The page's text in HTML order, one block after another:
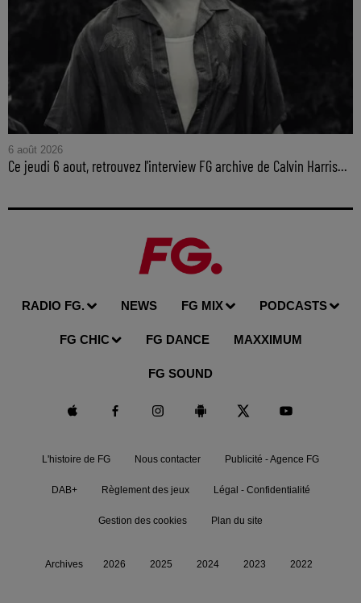
6 août 2026
Ce jeudi 6 aout, retrouvez l'interview FG archive de Calvin Harris...
RADIO FG. NEWS FG MIX PODCASTS
FG CHIC FG DANCE MAXXIMUM
FG SOUND
L'histoire de FG Nous contacter Publicité - Agence FG
DAB+ Règlement des jeux Légal - Confidentialité
Gestion des cookies Plan du site
Archives 2026 2025 2024 2023 2022